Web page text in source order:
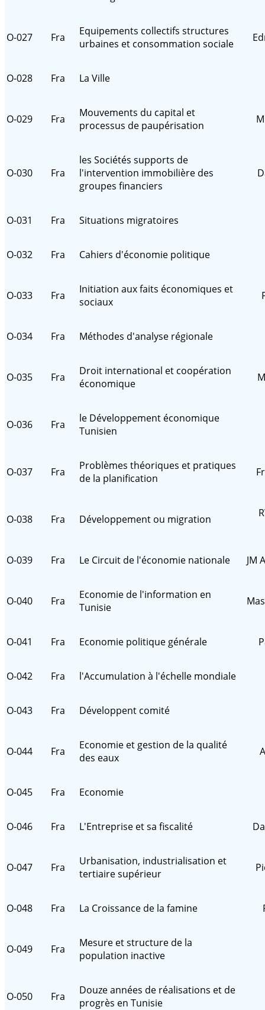
O-027 Fra
Equipements collectifs structures
urbaines et consommation sociale
O-028 Fra La Ville
O-029 Fra
Mouvements du capital et
processus de paupérisation
O-030 Fra
les Sociétés supports de
l'intervention immobilière des
groupes financiers
O-031 Fra Situations migratoires
O-032 Fra Cahiers d'économie politique
O-033 Fra
Initiation aux faits économiques et
sociaux
O-034 Fra Méthodes d'analyse régionale
O-035 Fra
Droit international et coopération
économique
O-036 Fra
le Développement économique
Tunisien
O-037 Fra
Problèmes théoriques et pratiques
de la planification
O-038 Fra Développement ou migration
O-039 Fra Le Circuit de l'économie nationale JM
O-040 Fra
Economie de l'information en
Tunisie
O-041 Fra Economie politique générale
O-042 Fra l'Accumulation à l'échelle mondiale
O-043 Fra Développent comité
O-044 Fra
Economie et gestion de la qualité
des eaux
O-045 Fra Economie
O-046 Fra L'Entreprise et sa fiscalité
O-047 Fra
Urbanisation, industrialisation et
tertiaire supérieur
O-048 Fra La Croissance de la famine
O-049 Fra
Mesure et structure de la
population inactive
O-050 Fra
Douze années de réalisations et de
progrès en Tunisie